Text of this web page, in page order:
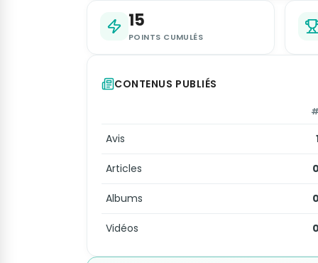
15
POINTS CUMULÉS
CONTENUS PUBLIÉS
Avis
Articles
Albums
Vidéos